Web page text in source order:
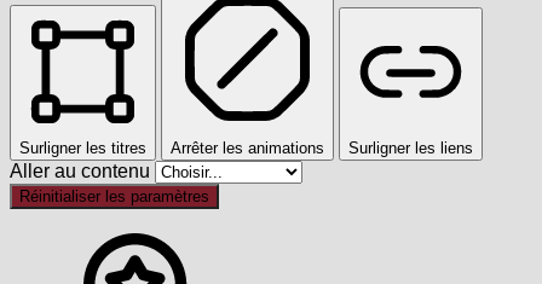
Surligner les titres Arrêter les animations Surligner les liens
Aller au contenu
Réinitialiser les paramètres